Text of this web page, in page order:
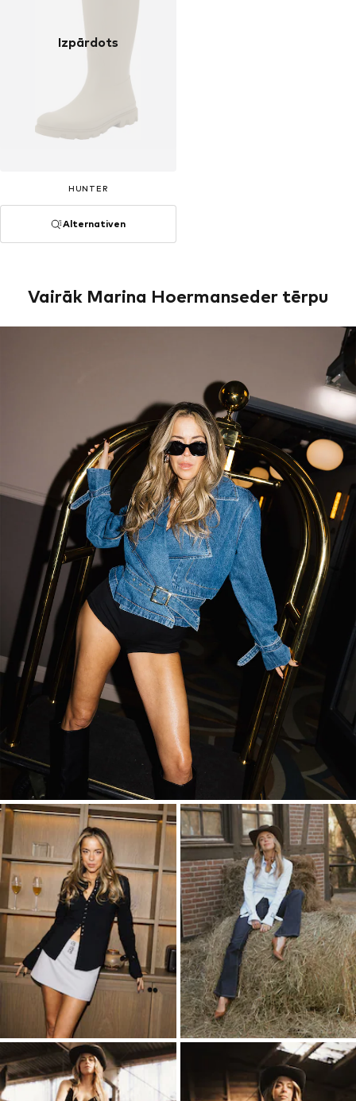
Izpārdots
HUNTER
Alternativen
Vairāk Marina Hoermanseder tērpu